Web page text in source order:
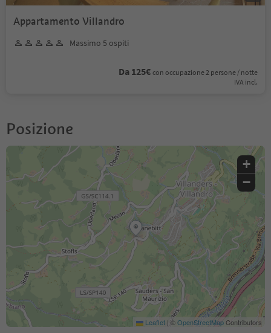
Appartamento Villandro
Massimo 5 ospiti
Da 125€ con occupazione 2 persone / notte
IVA incl.
Posizione
+
−
Leaflet | ©OpenStreetMapContributors